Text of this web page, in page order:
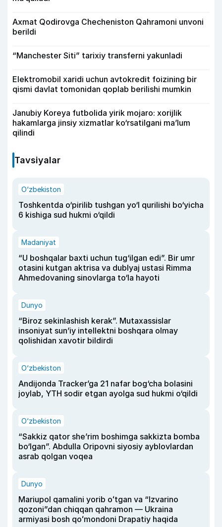
Axmat Qodirovga Checheniston Qahramoni unvoni
berildi
“Manchester Siti” tarixiy transferni yakunladi
Elektromobil xaridi uchun avtokredit foizining bir
qismi davlat tomonidan qoplab berilishi mumkin
Janubiy Koreya futbolida yirik mojaro: xorijlik
hakamlarga jinsiy xizmatlar ko‘rsatilgani ma’lum
qilindi
Tavsiyalar
O‘zbekiston
Toshkentda o‘pirilib tushgan yo‘l qurilishi bo‘yicha
6 kishiga sud hukmi o‘qildi
Madaniyat
“U boshqalar baxti uchun tug‘ilgan edi”. Bir umr
otasini kutgan aktrisa va dublyaj ustasi Rimma
Ahmedovaning sinovlarga to‘la hayoti
Dunyo
“Biroz sekinlashish kerak”. Mutaxassislar
insoniyat sun’iy intellektni boshqara olmay
qolishidan xavotir bildirdi
O‘zbekiston
Andijonda Tracker’ga 21 nafar bog‘cha bolasini
joylab, YTH sodir etgan ayolga sud hukmi o‘qildi
O‘zbekiston
“Sakkiz qator she’rim boshimga sakkizta bomba
bo‘lgan”. Abdulla Oripovni siyosiy ayblovlardan
asrab qolgan voqea
Dunyo
Mariupol qamalini yorib oʻtgan va “Izvarino
qozoni”dan chiqqan qahramon — Ukraina
armiyasi bosh qoʻmondoni Drapatiy haqida